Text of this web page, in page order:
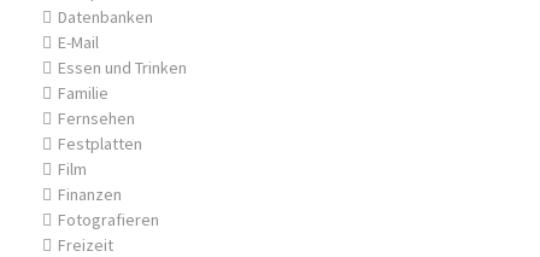
Datenbanken
E-Mail
Essen und Trinken
Familie
Fernsehen
Festplatten
Film
Finanzen
Fotografieren
Freizeit